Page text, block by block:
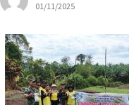
01/11/2025